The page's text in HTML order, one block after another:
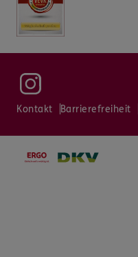
Kontakt Barrierefreiheit